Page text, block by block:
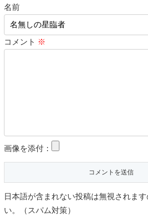
名前
コメント ※
画像を添付：
日本語が含まれない投稿は無視されま
い。（スパム対策）